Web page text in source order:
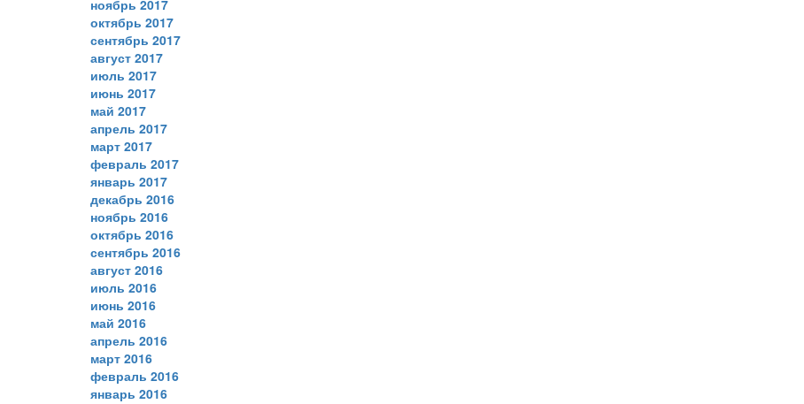
ноябрь 2017
октябрь 2017
сентябрь 2017
август 2017
июль 2017
июнь 2017
май 2017
апрель 2017
март 2017
февраль 2017
январь 2017
декабрь 2016
ноябрь 2016
октябрь 2016
сентябрь 2016
август 2016
июль 2016
июнь 2016
май 2016
апрель 2016
март 2016
февраль 2016
январь 2016